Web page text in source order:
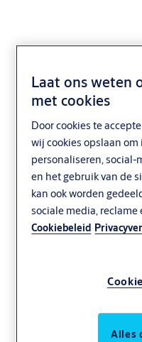
Laat ons weten
met cookies
Door cookies te
wij cookies opslaan
personaliseren,
en het gebruik van de
kan ook worden
sociale media, reclame
Cookiebeleid
Alles